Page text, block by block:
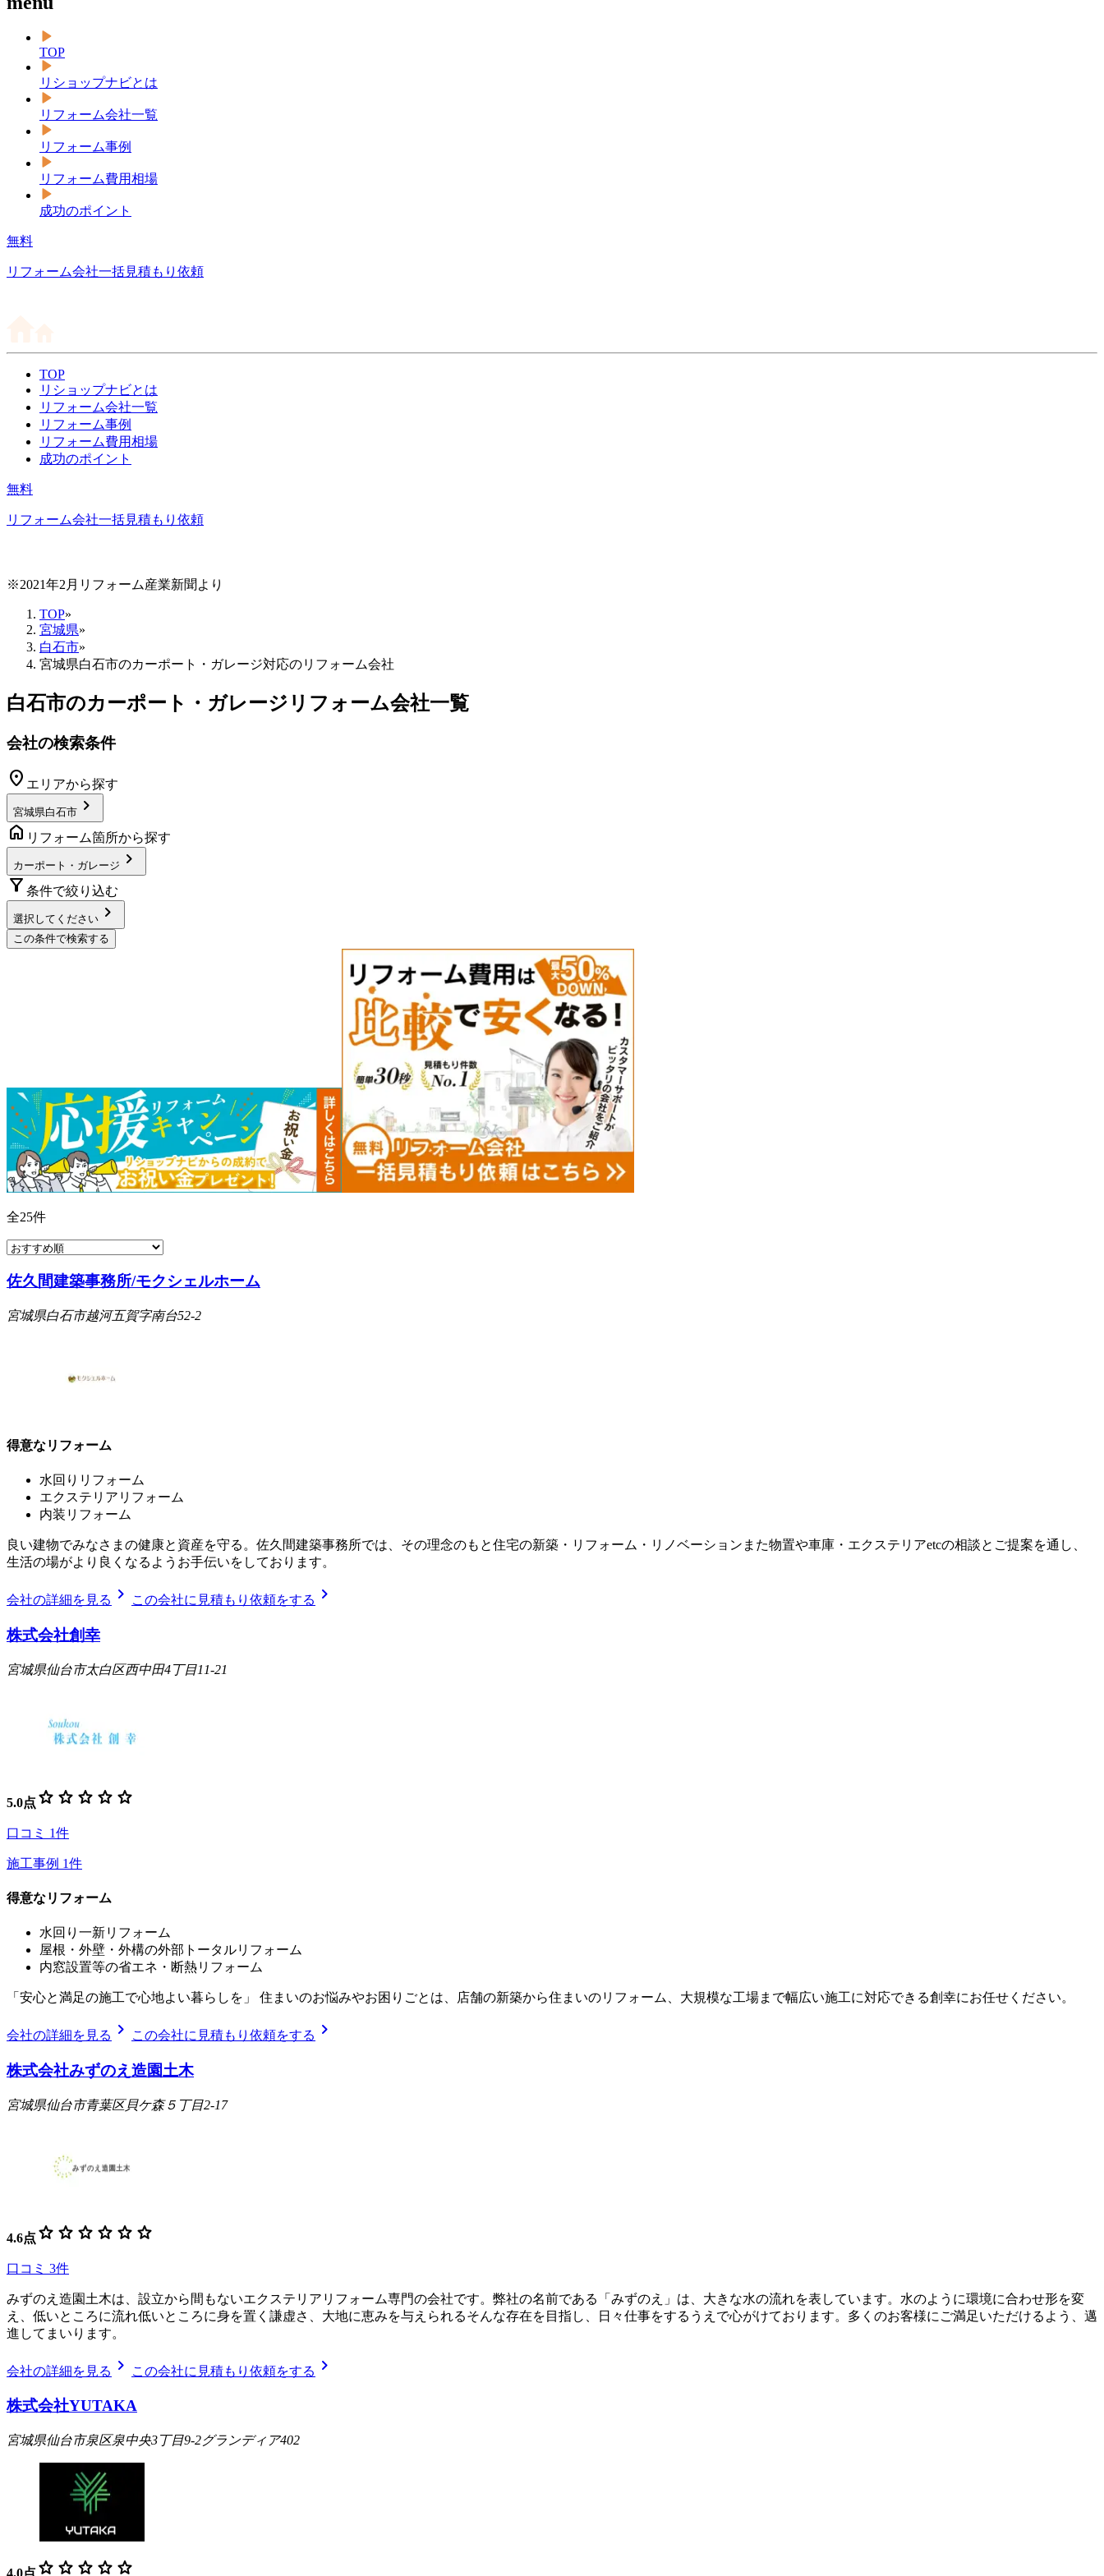
TOP
リショップナビとは
リフォーム会社一覧
リフォーム事例
リフォーム費用相場
成功のポイント
無料
リフォーム会社一括見積もり依頼
TOP
リショップナビとは
リフォーム会社一覧
リフォーム事例
リフォーム費用相場
成功のポイント
無料
リフォーム会社一括見積もり依頼
※2021年2月リフォーム産業新聞より
TOP»
宮城県»
白石市»
宮城県白石市のカーポート・ガレージ対応のリフォーム会社
白石市のカーポート・ガレージリフォーム会社一覧
会社の検索条件
location_on エリアから探す
宮城県白石市 chevron_right
home リフォーム箇所から探す
カーポート・ガレージ chevron_right
filter_alt 条件で絞り込む
選択してください chevron_right
この条件で検索する
全25件
佐久間建築事務所/モクシェルホーム
宮城県白石市越河五賀字南台52-2
得意なリフォーム
水回りリフォーム
エクステリアリフォーム
内装リフォーム
良い建物でみなさまの健康と資産を守る。佐久間建築事務所では、その理念のもと住宅の新築・リフォーム・リノベーションまた物置や車庫・エクステリアetcの相談とご提案を通し、
生活の場がより良くなるようお手伝いをしております。
会社の詳細を見る chevron_right この会社に見積もり依頼をする chevron_right
株式会社創幸
宮城県仙台市太白区西中田4丁目11-21
5.0点 star star star star star
口コミ 1件
施工事例 1件
得意なリフォーム
水回り一新リフォーム
屋根・外壁・外構の外部トータルリフォーム
内窓設置等の省エネ・断熱リフォーム
「安心と満足の施工で心地よい暮らしを」 住まいのお悩みやお困りごとは、店舗の新築から住まいのリフォーム、大規模な工場まで幅広い施工に対応できる創幸にお任せください。
会社の詳細を見る chevron_right この会社に見積もり依頼をする chevron_right
株式会社みずのえ造園土木
宮城県仙台市青葉区貝ケ森５丁目2-17
4.6点 star star star star star star
口コミ 3件
みずのえ造園土木は、設立から間もないエクステリアリフォーム専門の会社です。弊社の名前である「みずのえ」は、大きな水の流れを表しています。水のように環境に合わせ形を変
え、低いところに流れ低いところに身を置く謙虚さ、大地に恵みを与えられるそんな存在を目指し、日々仕事をするうえで心がけております。多くのお客様にご満足いただけるよう、邁
進してまいります。
会社の詳細を見る chevron_right この会社に見積もり依頼をする chevron_right
株式会社YUTAKA
宮城県仙台市泉区泉中央3丁目9-2グランディア402
4.0点 star star star star star